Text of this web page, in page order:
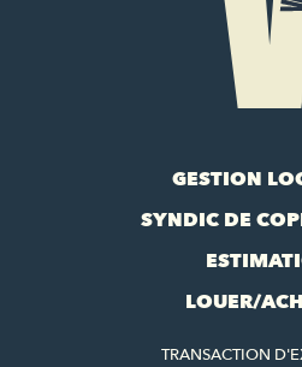
GESTION
SYNDIC DE
LOUER/
TRANSACTION